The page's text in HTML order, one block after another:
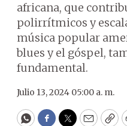
africana, que
polirrítmicos y
música popular
blues y el góspel,
fundamental.
Julio 13, 2024 05:00 a. m.